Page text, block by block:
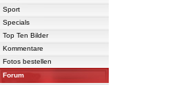
Sport
Specials
Top Ten Bilder
Kommentare
Fotos bestellen
Forum